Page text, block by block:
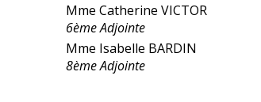
Mme Catherine VICTOR
6ème Adjointe
Mme Isabelle BARDIN
8ème Adjointe